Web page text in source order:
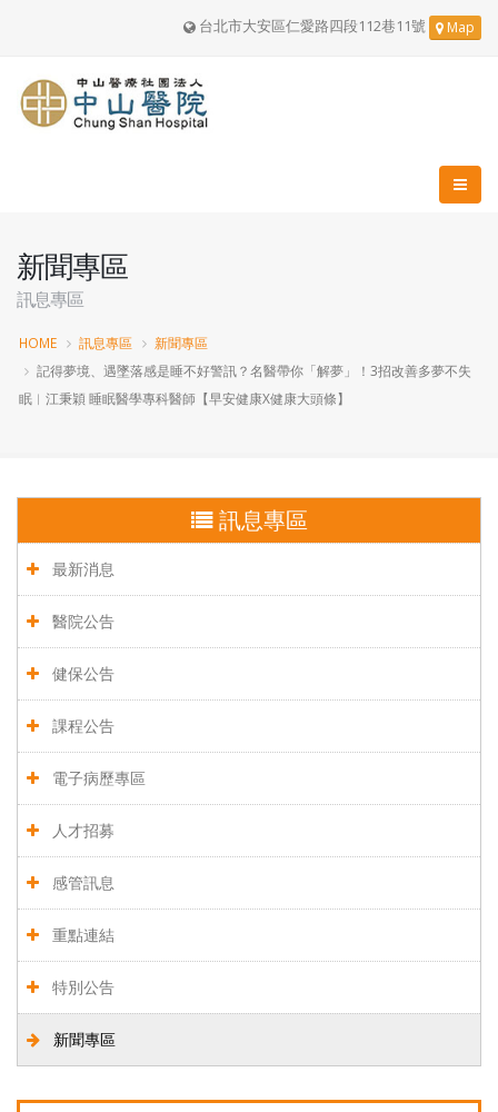
台北市大安區仁愛路四段112巷11號 Map
新聞專區
訊息專區
HOME 訊息專區
新聞專區
記得夢境、遇墜落感是睡不好警訊？名醫帶你「解夢」！3招改善多夢不失
眠︱江秉穎 睡眠醫學專科醫師【早安健康X健康大頭條】
訊息專區
最新消息
醫院公告
健保公告
課程公告
電子病歷專區
人才招募
感管訊息
重點連結
特別公告
新聞專區